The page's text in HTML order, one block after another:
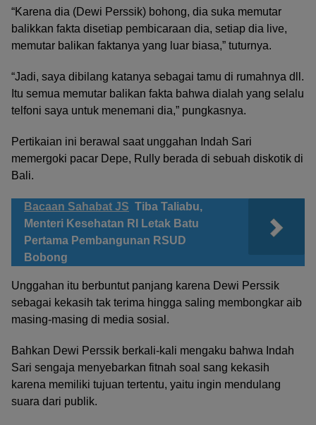
“Karena dia (Dewi Perssik) bohong, dia suka memutar
balikkan fakta disetiap pembicaraan dia, setiap dia live,
memutar balikan faktanya yang luar biasa,” tuturnya.
“Jadi, saya dibilang katanya sebagai tamu di rumahnya dll.
Itu semua memutar balikan fakta bahwa dialah yang selalu
telfoni saya untuk menemani dia,” pungkasnya.
Pertikaian ini berawal saat unggahan Indah Sari
memergoki pacar Depe, Rully berada di sebuah diskotik di
Bali.
Bacaan Sahabat JS Tiba Taliabu,
Menteri Kesehatan RI Letak Batu
Pertama Pembangunan RSUD
Bobong
Unggahan itu berbuntut panjang karena Dewi Perssik
sebagai kekasih tak terima hingga saling membongkar aib
masing-masing di media sosial.
Bahkan Dewi Perssik berkali-kali mengaku bahwa Indah
Sari sengaja menyebarkan fitnah soal sang kekasih
karena memiliki tujuan tertentu, yaitu ingin mendulang
suara dari publik.